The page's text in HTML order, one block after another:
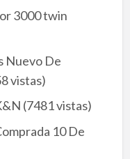
3000 twin
Nuevo De
vistas)
(7481 vistas)
10 De